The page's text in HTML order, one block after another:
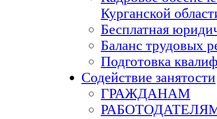
Курганской
Бесплатная
Баланс трудовых
Подготовка
Содействие занятости
ГРАЖДАНАМ